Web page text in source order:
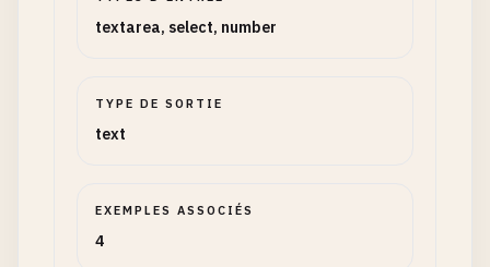
textarea, select, number
TYPE DE SORTIE
text
EXEMPLES ASSOCIÉS
4